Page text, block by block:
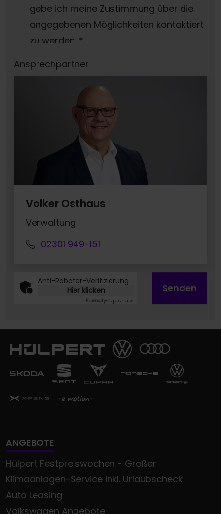
gebe ich meine Zustimmung über die
angegebenen Möglichkeiten kontaktiert
zu werden. *
Ansprechpartner
Volker Osthaus
Verwaltung
02301 949-151
Anti-Roboter-Verifizierung
Hier klicken
FriendlyCaptcha ⇗
Senden
ANGEBOTE
Hülpert Festpreiswochen - Großer
Klimaanlagen-Service inkl. Urlaubscheck
Auto Leasing
Volkswagen Angebote